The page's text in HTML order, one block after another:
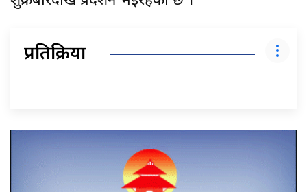
प्रतिक्रिया